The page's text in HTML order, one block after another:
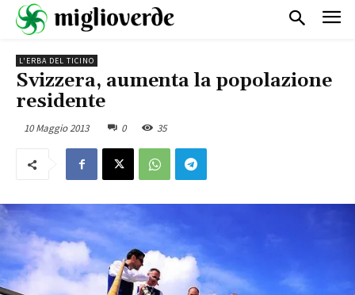
L'ERBA DEL TICINO
Svizzera, aumenta la popolazione
residente
10 Maggio 2013 0 35